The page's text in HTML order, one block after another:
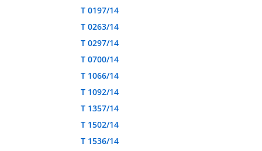
T 0197/14
T 0263/14
T 0297/14
T 0700/14
T 1066/14
T 1092/14
T 1357/14
T 1502/14
T 1536/14